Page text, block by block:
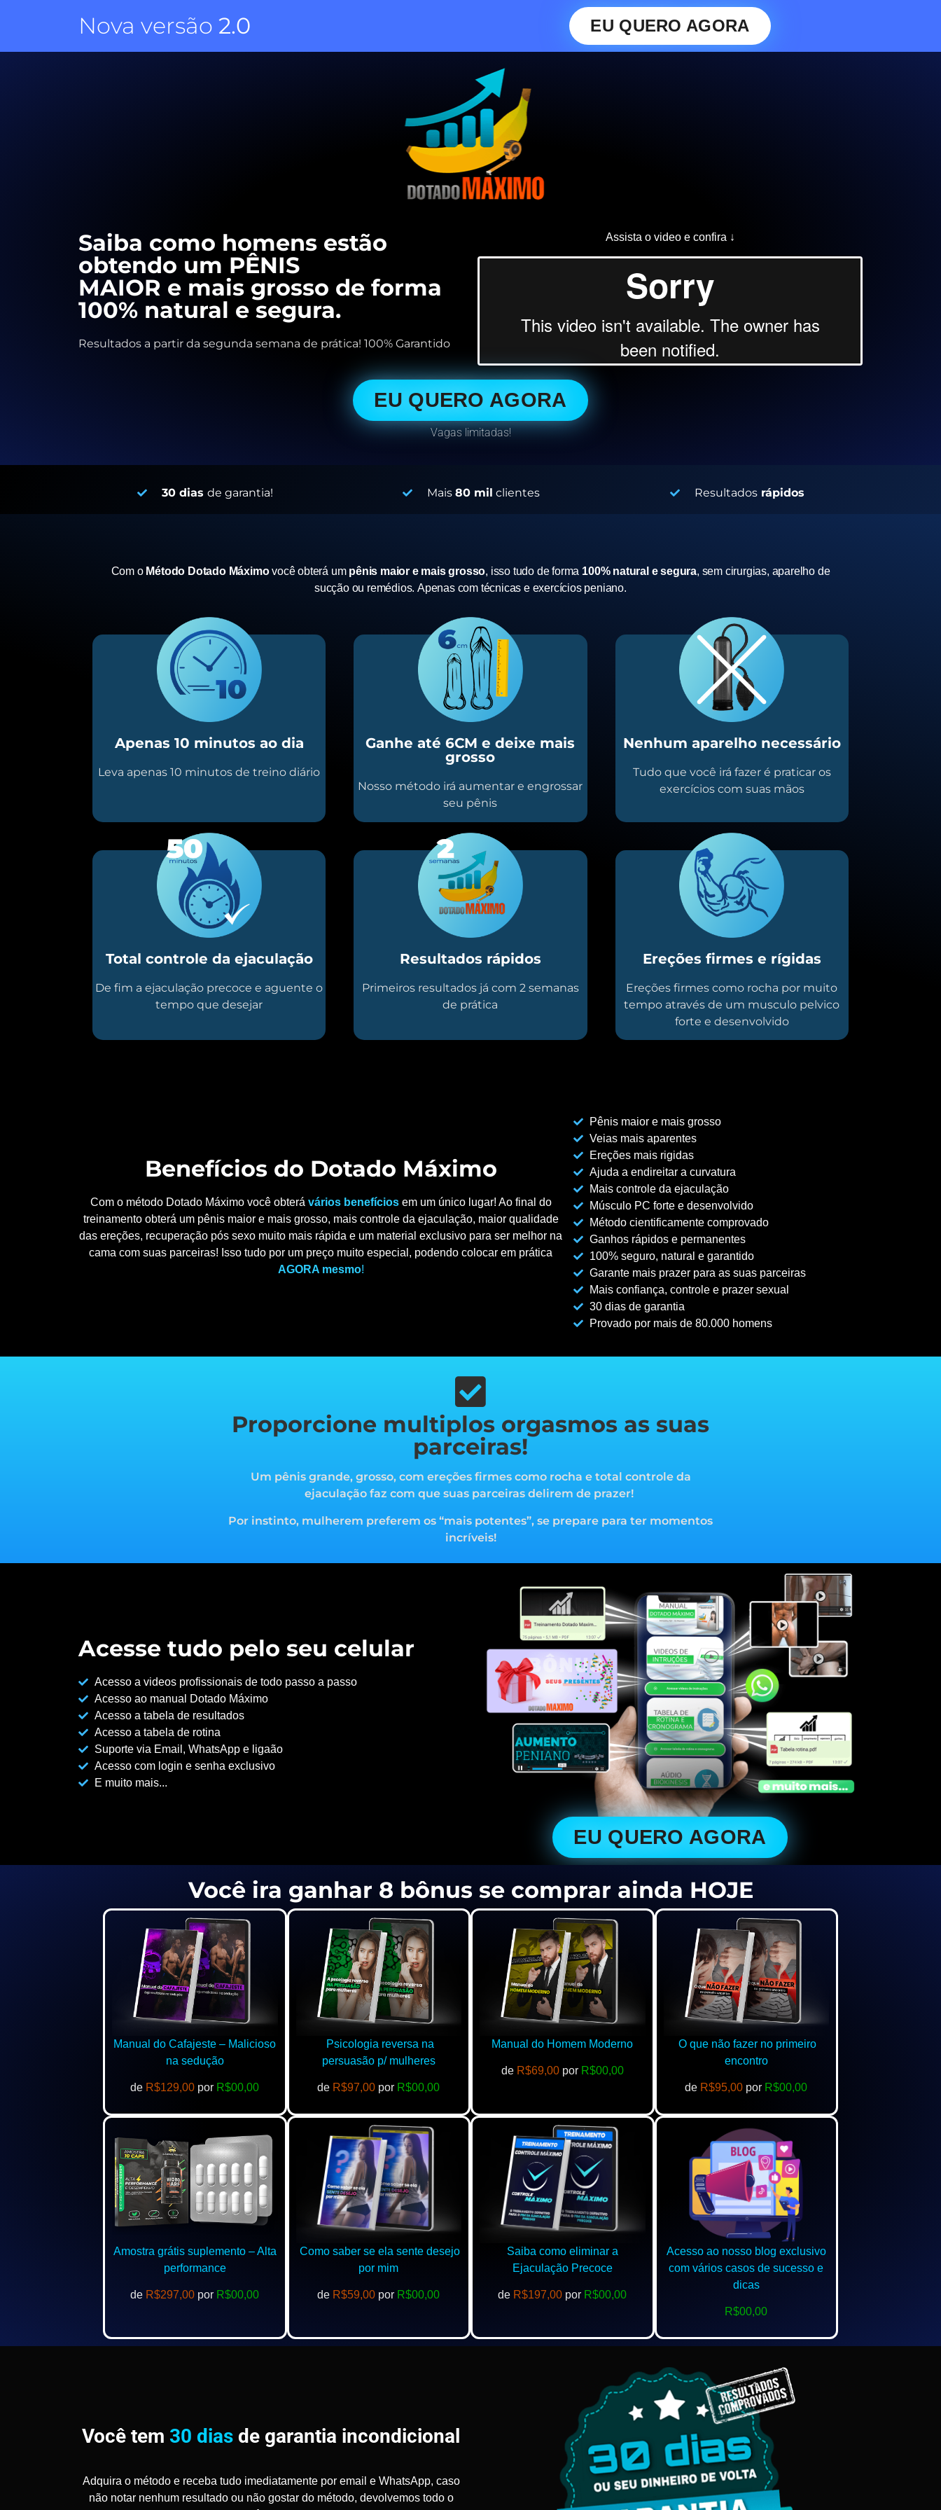
Nova versão 2.0 EU QUERO AGORA
Saiba como homens estão
obtendo um PÊNIS
MAIOR e mais grosso de forma
100% natural e segura.
Resultados a partir da segunda semana de prática! 100% Garantido
Assista o video e confira ↓
EU QUERO AGORA
Vagas limitadas!
30 dias de garantia! Mais 80 mil clientes Resultadosrápidos
Com o Método Dotado Máximovocê obterá um pênis maior e mais grosso, isso tudo de forma 100% natural e segura, sem cirurgias, aparelho de
sucção ou remédios.Apenas com técnicas e exercícios peniano.
Apenas 10 minutos ao dia
Leva apenas 10 minutos de treino diário
Ganhe até 6CM e deixe mais
grosso
Nosso método irá aumentar e engrossar
seu pênis
Nenhum aparelho necessário
Tudo que você irá fazer é praticar os
exercícios com suas mãos
Total controle da ejaculação
De fim a ejaculação precoce e aguente o
tempo que desejar
Resultados rápidos
Primeiros resultados já com 2 semanas
de prática
Ereções firmes e rígidas
Ereções firmes como rocha por muito
tempo através de um musculo pelvico
forte e desenvolvido
Benefícios do Dotado Máximo
Com o método Dotado Máximo você obterá vários benefíciosem um único lugar! Ao final do
treinamento obterá um pênis maior e mais grosso, mais controle da ejaculação, maior qualidade
das ereções, recuperação pós sexo muito mais rápida e um material exclusivo para ser melhor na
cama com suas parceiras! Isso tudo por um preço muito especial, podendo colocar em prática
AGORA mesmo!
Pênis maior e mais grosso
Veias mais aparentes
Ereções mais rigidas
Ajuda a endireitar a curvatura
Mais controle da ejaculação
Músculo PC forte e desenvolvido
Método cientificamente comprovado
Ganhos rápidos e permanentes
100% seguro, natural e garantido
Garante mais prazer para as suas parceiras
Mais confiança, controle e prazer sexual
30 dias de garantia
Provado por mais de 80.000 homens
Proporcione multiplos orgasmos as suas
parceiras!
Um pênis grande, grosso, com ereções firmes como rocha e total controle da
ejaculação faz com que suas parceiras delirem de prazer!
Por instinto, mulherem preferem os “mais potentes”, se prepare para ter momentos
incríveis!
Acesse tudo pelo seu celular
Acesso a videos profissionais de todo passo a passo
Acesso ao manual Dotado Máximo
Acesso a tabela de resultados
Acesso a tabela de rotina
Suporte via Email, WhatsApp e ligaão
Acesso com login e senha exclusivo
E muito mais...
EU QUERO AGORA
Você ira ganhar 8 bônus se comprar ainda HOJE
Manual do Cafajeste – Malicioso
na sedução
de R$129,00 por R$00,00
Psicologia reversa na
persuasão p/ mulheres
de R$97,00 por R$00,00
Manual do Homem Moderno
de R$69,00 por R$00,00
O que não fazer no primeiro
encontro
de R$95,00 por R$00,00
Amostra grátis suplemento – Alta
performance
de R$297,00 por R$00,00
Como saber se ela sente desejo
por mim
de R$59,00 por R$00,00
Saiba como eliminar a
Ejaculação Precoce
de R$197,00 por R$00,00
Acesso ao nosso blog exclusivo
com vários casos de sucesso e
dicas
R$00,00
Você tem 30 dias de garantia incondicional
Adquira o método e receba tudo imediatamente por email e WhatsApp, caso
não notar nenhum resultado ou não gostar do método, devolvemos todo o